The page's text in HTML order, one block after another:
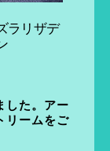
ラリザデ
した。アー
リームをご